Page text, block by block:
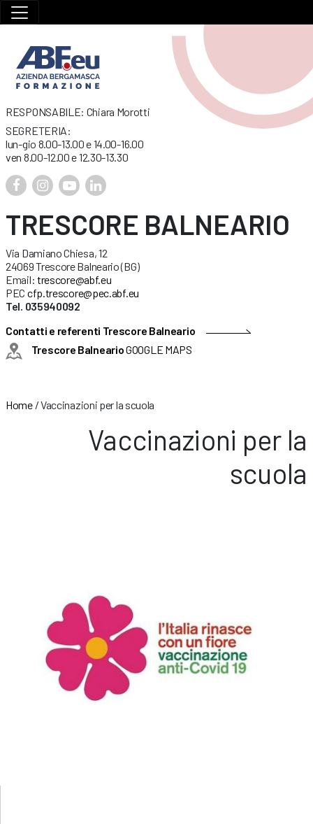
RESPONSABILE: Chiara Morotti
SEGRETERIA:
lun-gio 8.00-13.00 e 14.00-16.00
ven 8.00-12.00 e 12.30-13.30
TRESCORE BALNEARIO
Via Damiano Chiesa, 12
24069 Trescore Balneario (BG)
Email: trescore@abf.eu
PEC cfp.trescore@pec.abf.eu
Tel. 035940092
Contatti e referenti Trescore Balneario
Trescore BalnearioGOOGLE MAPS
Home/Vaccinazioni per la scuola
Vaccinazioni per la
scuola